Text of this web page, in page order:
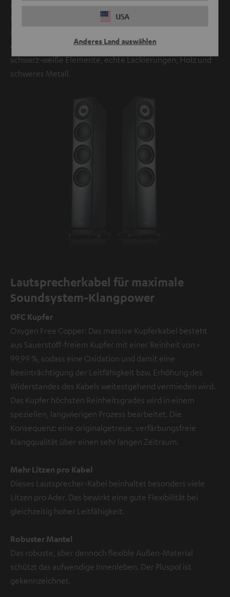
USA
Anderes Land auswählen
allem akustischer Natur. Die Definion 3 lässt auch in einer
schmalen Raumecke optimal positionieren, auch dank der
nach unten geöffneten Bassreflexkanäle. Die Definion 3 ist
dabei ein wahrer Hingucker: kontrastreiches Design,
schwarz-weiße Elemente, echte Lackierungen, Holz und
schweres Metall.
Lautsprecherkabel für maximale
Soundsystem-Klangpower
OFC Kupfer
Oxygen Free Copper: Das massive Kupferkabel besteht
aus Sauerstoff-freiem Kupfer mit einer Reinheit von >
99,99 %, sodass eine Oxidation und damit eine
Beeinträchtigung der Leitfähigkeit bzw. Erhöhung des
Widerstandes des Kabels weitestgehend vermieden wird.
Das Kupfer höchsten Reinheitsgrades wird in einem
speziellen, langwierigen Prozess bearbeitet. Die
Konsequenz: eine originalgetreue, verfärbungsfreie
Klangqualität über einen sehr langen Zeitraum.
Mehr Litzen pro Kabel
Dieses Lautsprecher-Kabel beinhaltet besonders viele
Litzen pro Ader. Das bewirkt eine gute Flexibilität bei
gleichzeitig hoher Leitfähigkeit.
Robuster Mantel
Das robuste, aber dennoch flexible Außen-Material
schützt das aufwendige Innenleben. Der Pluspol ist
gekennzeichnet.